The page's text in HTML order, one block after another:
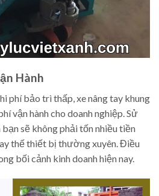
Hành
phí bảo trì thấp, xe nâng tay khung
vận hành cho doanh nghiệp. Sử
bạn sẽ không phải tốn nhiều tiền
thế thiết bị thường xuyên. Điều
bối cảnh kinh doanh hiện nay.